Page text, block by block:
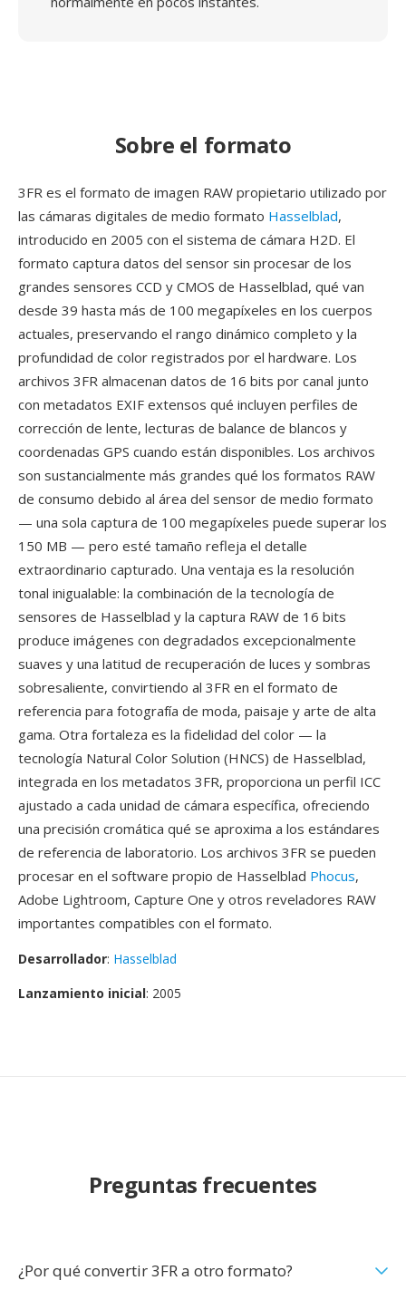
Sobre el formato
3FR es el formato de imagen RAW propietario utilizado por
las cámaras digitales de medio formato Hasselblad,
introducido en 2005 con el sistema de cámara H2D. El
formato captura datos del sensor sin procesar de los
grandes sensores CCD y CMOS de Hasselblad, qué van
desde 39 hasta más de 100 megapíxeles en los cuerpos
actuales, preservando el rango dinámico completo y la
profundidad de color registrados por el hardware. Los
archivos 3FR almacenan datos de 16 bits por canal junto
con metadatos EXIF extensos qué incluyen perfiles de
corrección de lente, lecturas de balance de blancos y
coordenadas GPS cuando están disponibles. Los archivos
son sustancialmente más grandes qué los formatos RAW
de consumo debido al área del sensor de medio formato
— una sola captura de 100 megapíxeles puede superar los
150 MB — pero esté tamaño refleja el detalle
extraordinario capturado. Una ventaja es la resolución
tonal inigualable: la combinación de la tecnología de
sensores de Hasselblad y la captura RAW de 16 bits
produce imágenes con degradados excepcionalmente
suaves y una latitud de recuperación de luces y sombras
sobresaliente, convirtiendo al 3FR en el formato de
referencia para fotografía de moda, paisaje y arte de alta
gama. Otra fortaleza es la fidelidad del color — la
tecnología Natural Color Solution (HNCS) de Hasselblad,
integrada en los metadatos 3FR, proporciona un perfil ICC
ajustado a cada unidad de cámara específica, ofreciendo
una precisión cromática qué se aproxima a los estándares
de referencia de laboratorio. Los archivos 3FR se pueden
procesar en el software propio de Hasselblad Phocus,
Adobe Lightroom, Capture One y otros reveladores RAW
importantes compatibles con el formato.
Desarrollador: Hasselblad
Lanzamiento inicial: 2005
Preguntas frecuentes
¿Por qué convertir 3FR a otro formato?